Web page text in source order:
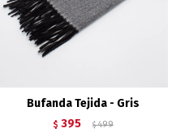
Bufanda Tejida - Gris
$ 395 $ 499